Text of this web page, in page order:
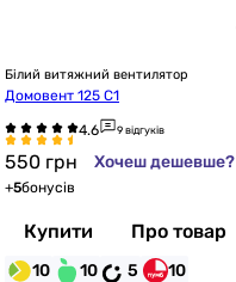
Білий витяжний вентилятор
Домовент 125 С1
9 відгуків
550 грн Хочеш дешевше?
+5бонусів
Купити Про товар
10 10 5 10